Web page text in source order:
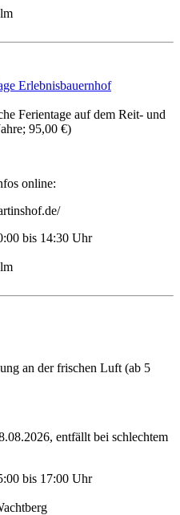
Erlebnisbauernhof
Ferientage auf dem Reit- und
95,00 €)
online:
bis 14:30 Uhr
an der frischen Luft (ab 5
entfällt bei schlechtem
bis 17:00 Uhr